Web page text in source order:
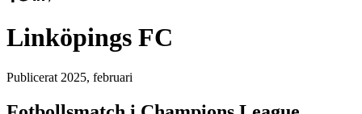
Linköpings FC
Publicerat 2025, februari